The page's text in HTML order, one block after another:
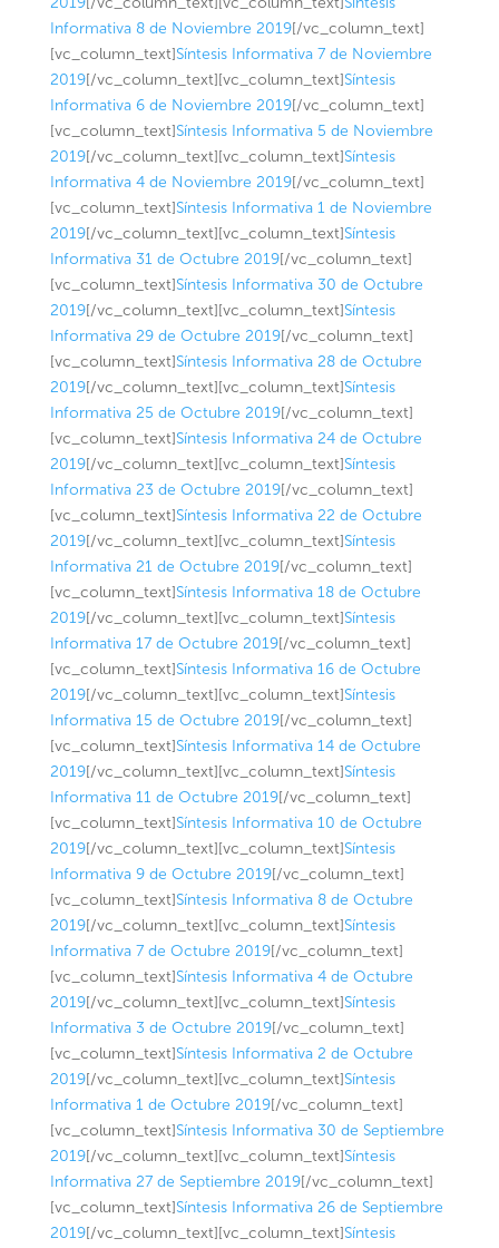
Informativa 8 de Noviembre 2019[/vc_column_text]
[vc_column_text]Síntesis Informativa 7 de Noviembre
2019[/vc_column_text][vc_column_text]Síntesis
Informativa 6 de Noviembre 2019[/vc_column_text]
[vc_column_text]Síntesis Informativa 5 de Noviembre
2019[/vc_column_text][vc_column_text]Síntesis
Informativa 4 de Noviembre 2019[/vc_column_text]
[vc_column_text]Síntesis Informativa 1 de Noviembre
2019[/vc_column_text][vc_column_text]Síntesis
Informativa 31 de Octubre 2019[/vc_column_text]
[vc_column_text]Síntesis Informativa 30 de Octubre
2019[/vc_column_text][vc_column_text]Síntesis
Informativa 29 de Octubre 2019[/vc_column_text]
[vc_column_text]Síntesis Informativa 28 de Octubre
2019[/vc_column_text][vc_column_text]Síntesis
Informativa 25 de Octubre 2019[/vc_column_text]
[vc_column_text]Síntesis Informativa 24 de Octubre
2019[/vc_column_text][vc_column_text]Síntesis
Informativa 23 de Octubre 2019[/vc_column_text]
[vc_column_text]Síntesis Informativa 22 de Octubre
2019[/vc_column_text][vc_column_text]Síntesis
Informativa 21 de Octubre 2019[/vc_column_text]
[vc_column_text]Síntesis Informativa 18 de Octubre
2019[/vc_column_text][vc_column_text]Síntesis
Informativa 17 de Octubre 2019[/vc_column_text]
[vc_column_text]Síntesis Informativa 16 de Octubre
2019[/vc_column_text][vc_column_text]Síntesis
Informativa 15 de Octubre 2019[/vc_column_text]
[vc_column_text]Síntesis Informativa 14 de Octubre
2019[/vc_column_text][vc_column_text]Síntesis
Informativa 11 de Octubre 2019[/vc_column_text]
[vc_column_text]Síntesis Informativa 10 de Octubre
2019[/vc_column_text][vc_column_text]Síntesis
Informativa 9 de Octubre 2019[/vc_column_text]
[vc_column_text]Síntesis Informativa 8 de Octubre
2019[/vc_column_text][vc_column_text]Síntesis
Informativa 7 de Octubre 2019[/vc_column_text]
[vc_column_text]Síntesis Informativa 4 de Octubre
2019[/vc_column_text][vc_column_text]Síntesis
Informativa 3 de Octubre 2019[/vc_column_text]
[vc_column_text]Síntesis Informativa 2 de Octubre
2019[/vc_column_text][vc_column_text]Síntesis
Informativa 1 de Octubre 2019[/vc_column_text]
[vc_column_text]Síntesis Informativa 30 de Septiembre
2019[/vc_column_text][vc_column_text]Síntesis
Informativa 27 de Septiembre 2019[/vc_column_text]
[vc_column_text]Síntesis Informativa 26 de Septiembre
2019[/vc_column_text][vc_column_text]Síntesis